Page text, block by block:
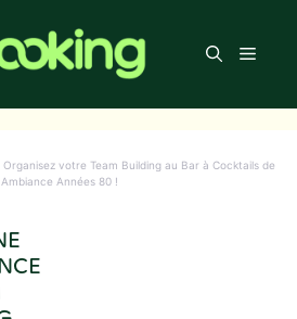
Menu
Organisez votre Team Building au Bar à Cocktails de
Années 80 !